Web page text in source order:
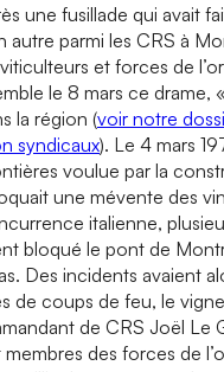
une fusillade qui avait
autre parmi les CRS à
et forces de
le 8 mars ce drame,
la région (voir notre
syndicaux). Le 4 mars
voulue par la
une mévente des
italienne,
bloqué le pont de
Des incidents avaient
de coups de feu, le
de CRS Joël Le
des forces de